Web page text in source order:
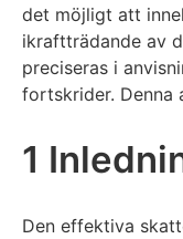
det möjligt att
ikraftträdande av
preciseras i
fortskrider. Denna
1
Den effektiva